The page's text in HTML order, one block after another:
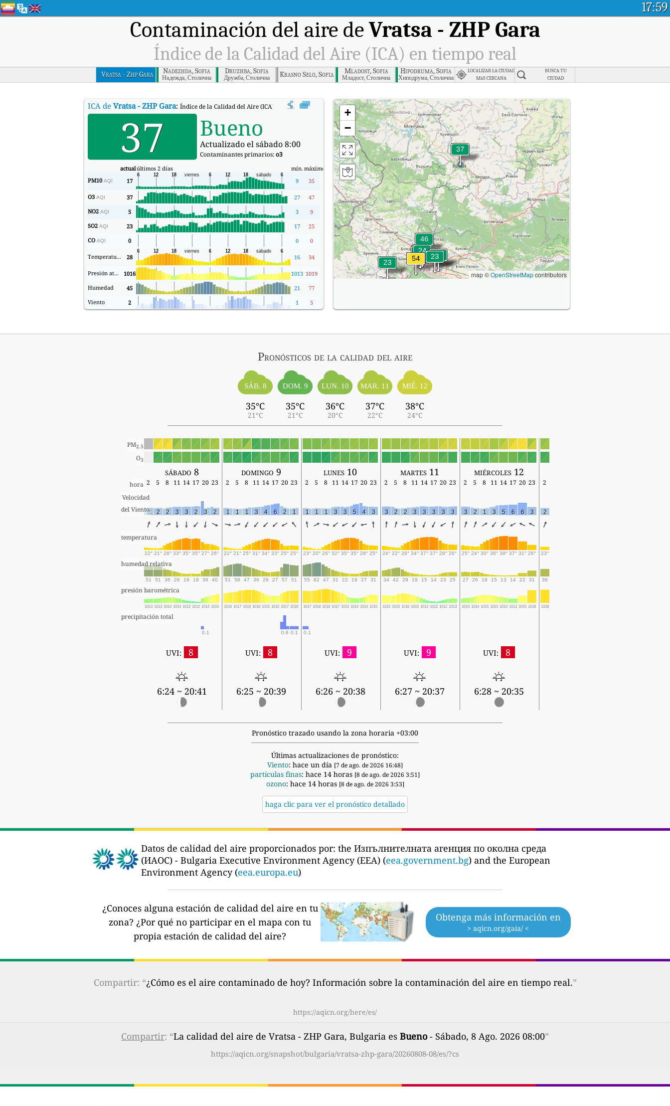
17:59
Contaminación del aire deVratsa - ZHP Gara
Índice de la Calidad del Aire (ICA) en tiempo real
Vratsa - Zhp Gara Nadezhda, Sofia
Нaдeждa, Столична
Druzhba, Sofia
Дружба, Столична Krasno Selo, Sofia Mladost, Sofia
Младост, Столична
Hipodruma, Sofia
Хиподрума, Столична
LOCALIZAR LA CIUDAD
MáS CERCANA
BUSCA TU
CIUDAD
ICA de Vratsa - ZHP Gara: Índice de la Calidad del Aire (ICA) de Vratsa - ZHP Gara en tiempo real.
37 Bueno
Actualizado el sábado 8:00
Contaminantes primarios:o3
actualúltimos 2 días mín. máximo
PM10 AQI 17 9 35
O3 AQI 37 27
47
NO2 AQI 5 3
9
SO2 AQI 23 17
25
CO AQI 0 0 0
Temperatura. 28 16 34
Presión atmosférica 1016 1013 1019
Humedad
45 21
77
Viento
2 1 5
+
−
map ©OpenStreetMapcontributors
Pronósticos de la calidad del aire
SÁB. 8
35°C
21°C
DOM. 9
35°C
21°C
LUN. 10
36°C
20°C
MAR. 11
37°C
22°C
MIÉ. 12
38°C
24°C
PM2.5
O3
sábado 8 domingo 9 lunes 10 martes 11 miércoles 12
hora 2 5 8 11 14 17 20 23 2 5 8 11 14 17 20 23 2 5 8 11 14 17 20 23 2 5 8 11 14 17 20 23 2 5 8 11 14 17 20 23
2
Velocidad
del Viento2 2 2 3 3 2 3 2 1 1 1 3 4 6 2 1 1 1 1 3 3 5 4 3 3 2 2 3 3 3 3 3 3 2 1 3 5 6 6 3 2
temperatura
22° 21° 28° 33° 35° 35° 27° 26° 22° 21° 25° 31° 34° 33° 25° 25° 23° 20° 26° 32° 35° 35° 28° 25° 24° 22° 28° 34° 37° 37° 28° 26° 25° 24° 30° 36° 38° 37° 31° 26° 23°
humedad relativa
51 51 36 26 19 19 36 40 51 58 47 36 26 27 57 51 55 62 47 31 22 19 27 31 34 42 29 19 15 14 23 25 27 26 19 15 13 14 22 31 38
presión barométrica
1013 1013 1014 1014 1012 1012 1014 1015 1016 1017 1018 1018 1015 1015 1017 1018 1017 1018 1018 1017 1015 1014 1014 1015 1015 1015 1016 1015 1013 1012 1012 1013 1014 1014 1015 1015 1014 1013 1015 1018 1018
precipitación total
0.1 0.6 0.1 0.1
UVI: 8
6:24 ~ 20:41
UVI: 8
6:25 ~ 20:39
UVI: 9
6:26 ~ 20:38
UVI: 9
6:27 ~ 20:37
UVI: 8
6:28 ~ 20:35
Pronóstico trazado usando la zona horaria +03:00
Últimas actualizaciones de pronóstico:
Viento: hace un día [7 de ago. de 2026 16:48]
partículas finas: hace 14 horas [8 de ago. de 2026 3:51]
ozono: hace 14 horas [8 de ago. de 2026 3:53]
haga clic para ver el pronóstico detallado
Datos de calidad del aire proporcionados por: the Изпълнителната агенция по околна среда
(ИАОС) - Bulgaria Executive Environment Agency (EEA) (eea.government.bg) and the European
Environment Agency (eea.europa.eu)
¿Conoces alguna estación de calidad del aire en tu
zona? ¿Por qué no participar en el mapa con tu
propia estación de calidad del aire?
Obtenga más información en
> aqicn.org/gaia/ <
Compartir: “¿Cómo es el aire contaminado de hoy? Información sobre la contaminación del aire en tiempo real.”
https://aqicn.org/here/es/
Compartir: “La calidad del aire de Vratsa - ZHP Gara, Bulgaria es Bueno- Sábado, 8 Ago. 2026 08:00”
https://aqicn.org/snapshot/bulgaria/vratsa-zhp-gara/20260808-08/es/?cs